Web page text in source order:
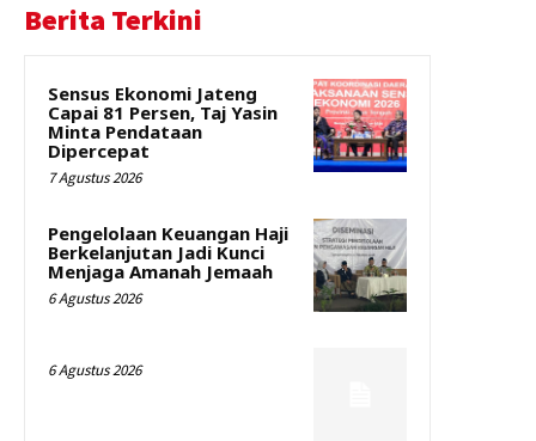
Berita Terkini
Sensus Ekonomi Jateng
Capai 81 Persen, Taj Yasin
Minta Pendataan
Dipercepat
7 Agustus 2026
Pengelolaan Keuangan Haji
Berkelanjutan Jadi Kunci
Menjaga Amanah Jemaah
6 Agustus 2026
6 Agustus 2026